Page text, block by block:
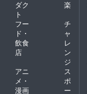
ダク
ト
楽
フー
ド・
飲食
店
チ
ャ
レ
ン
ジ
アニ
メ・
漫画
ス
ポ
ー